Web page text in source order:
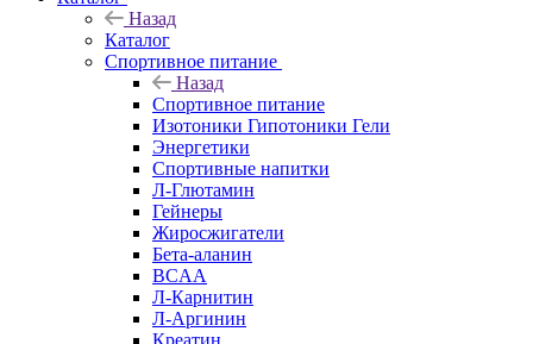
Назад
Каталог
Спортивное питание
Назад
Спортивное питание
Изотоники Гипотоники Гели
Энергетики
Спортивные напитки
Л-Глютамин
Гейнеры
Жиросжигатели
Бета-аланин
BCAA
Л-Карнитин
Л-Аргинин
Креатин